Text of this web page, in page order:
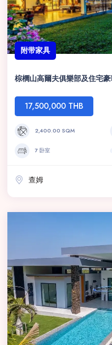
附带家具
棕櫚山高爾夫俱樂部及住宅
17,500,000 THB
2,400.00 SQM
7 卧室
查姆